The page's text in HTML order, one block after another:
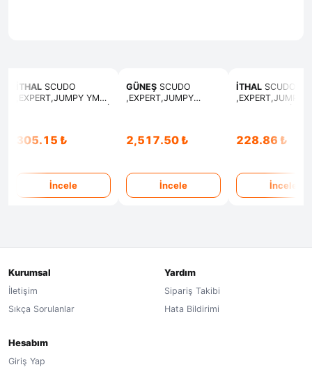
İTHAL SCUDO
,EXPERT,JUMPY YM
305.15 ₺
İncele
GÜNEŞ SCUDO
,EXPERT,JUMPY
2,517.50 ₺
İncele
İTHAL SCUDO
,EXPERT,JUMPY
228.86 ₺
İncele
Kurumsal
İletişim
Sıkça Sorulanlar
Yardım
Sipariş Takibi
Hata Bildirimi
Hesabım
Giriş Yap